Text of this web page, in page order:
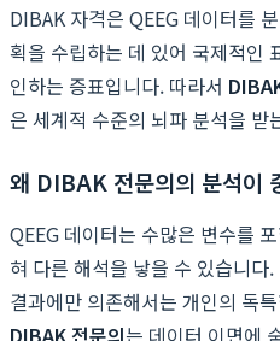
DIBAK 자격은 QEEG 데이터를
획을 수립하는 데 있어 국제적인
인하는 증표입니다. 따라서
은 세계적 수준의 뇌파 분석을 받
왜 DIBAK 전문의의 분석이
QEEG 데이터는 수많은 변수를
혀 다른 해석을 낳을 수 있습니다
결과에만 의존해서는 개인의 독
DIBAK 전문의는 데이터 이면에